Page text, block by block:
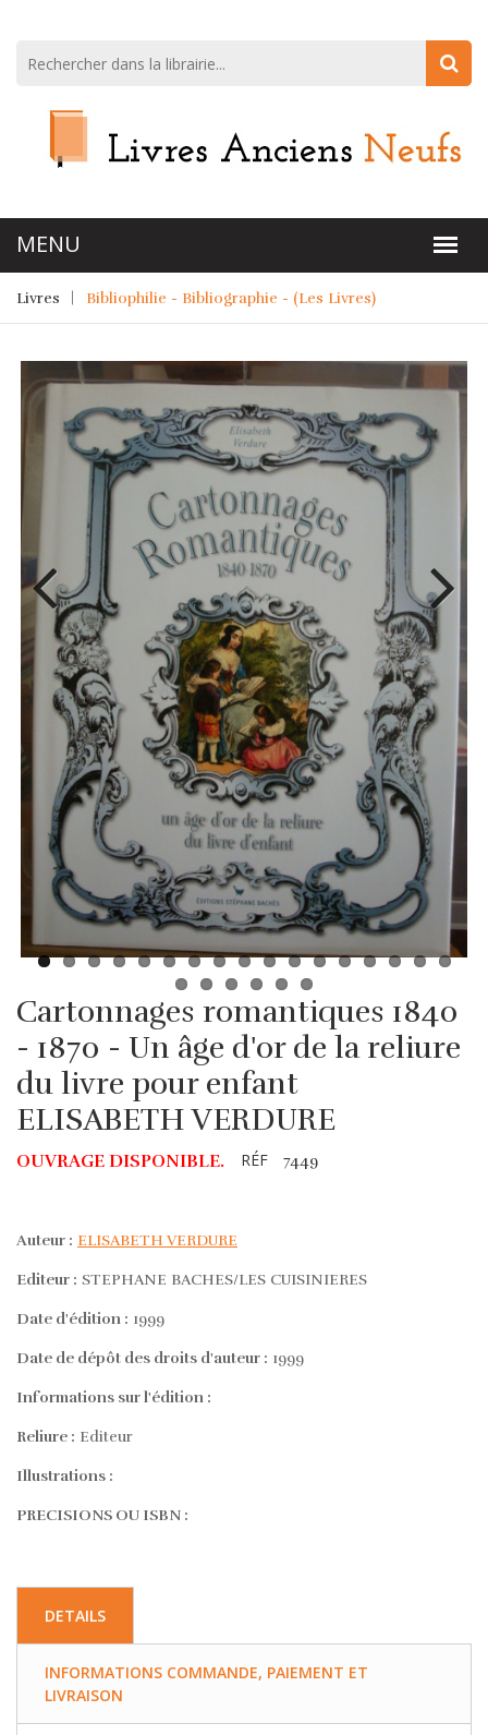
Livres Bibliophilie - Bibliographie - (Les Livres)
Cartonnages romantiques 1840
- 1870 - Un âge d'or de la reliure
du livre pour enfant
ELISABETH VERDURE
OUVRAGE DISPONIBLE. RÉF 7449
Auteur : ELISABETH VERDURE
Editeur : STEPHANE BACHES/LES CUISINIERES
Date d'édition : 1999
Date de dépôt des droits d'auteur : 1999
Informations sur l'édition :
Reliure : Editeur
Illustrations :
PRECISIONS OU ISBN :
DETAILS
INFORMATIONS COMMANDE, PAIEMENT ET
LIVRAISON